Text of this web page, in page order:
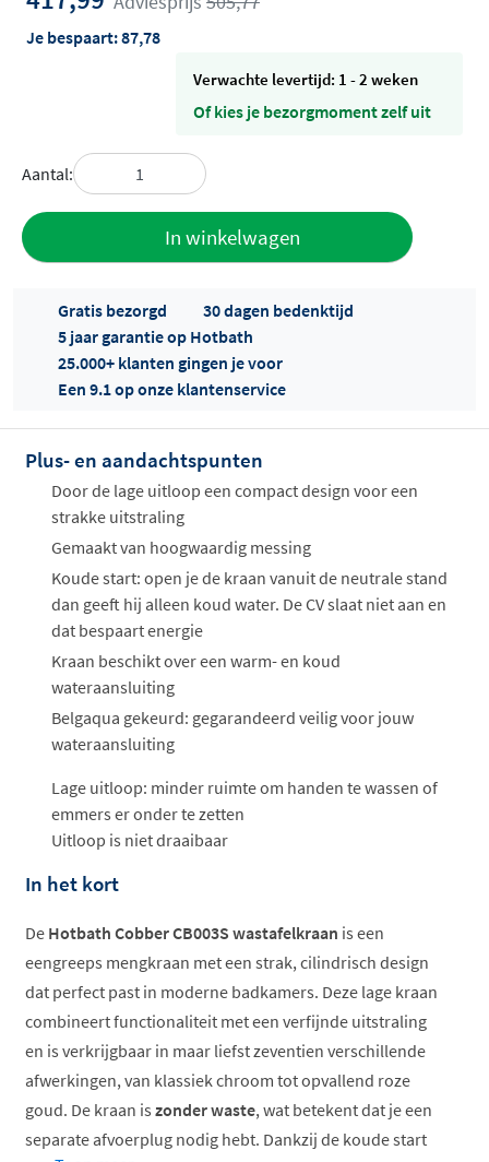
Je bespaart:87,78
Verwachte levertijd: 1 - 2 weken
Of kies je bezorgmoment zelf uit
Aantal:
In winkelwagen
Offertes
ophalen...
Gratis bezorgd
30 dagen bedenktijd
5 jaar garantie op Hotbath
25.000+ klanten gingen je voor
Een 9.1 op onze klantenservice
Plus- en aandachtspunten
Door de lage uitloop een compact design voor een
strakke uitstraling
Gemaakt van hoogwaardig messing
Koude start: open je de kraan vanuit de neutrale stand
dan geeft hij alleen koud water. De CV slaat niet aan en
dat bespaart energie
Kraan beschikt over een warm- en koud
wateraansluiting
Belgaqua gekeurd: gegarandeerd veilig voor jouw
wateraansluiting
Lage uitloop: minder ruimte om handen te wassen of
emmers er onder te zetten
Uitloop is niet draaibaar
In het kort
De Hotbath Cobber CB003S wastafelkraan is een
eengreeps mengkraan met een strak, cilindrisch design
dat perfect past in moderne badkamers. Deze lage kraan
combineert functionaliteit met een verfijnde uitstraling
en is verkrijgbaar in maar liefst zeventien verschillende
afwerkingen, van klassiek chroom tot opvallend roze
goud. De kraan is zonder waste, wat betekent dat je een
separate afvoerplug nodig hebt. Dankzij de koude start